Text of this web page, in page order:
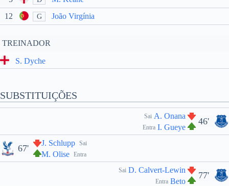
12
G João Virgínia
TREINADOR
S. Dyche
SUBSTITUIÇÕES
46'
Sai A. Onana
Entra I. Gueye
Sai
J. Schlupp
Entra
M. Olise
67'
77'
Sai D. Calvert-Lewin
Entra Beto